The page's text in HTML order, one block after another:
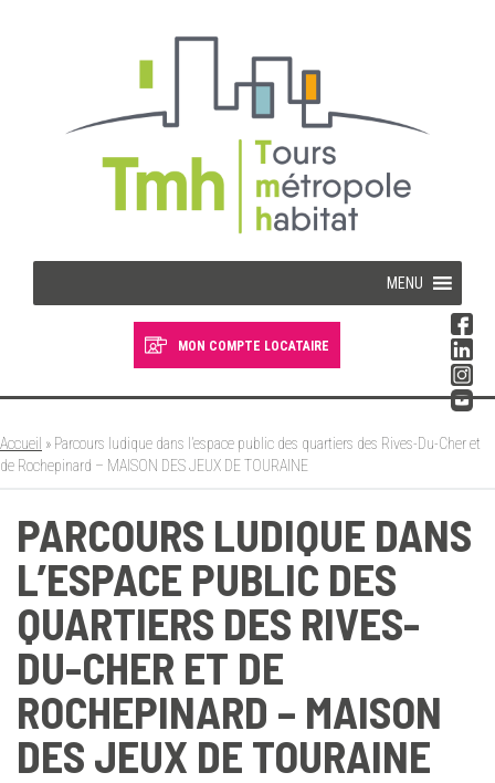
MENU
MON COMPTE LOCATAIRE
Accueil » Parcours ludique dans l’espace public des quartiers des Rives-Du-Cher et
de Rochepinard – MAISON DES JEUX DE TOURAINE
PARCOURS LUDIQUE DANS
L’ESPACE PUBLIC DES
QUARTIERS DES RIVES-
DU-CHER ET DE
ROCHEPINARD – MAISON
DES JEUX DE TOURAINE